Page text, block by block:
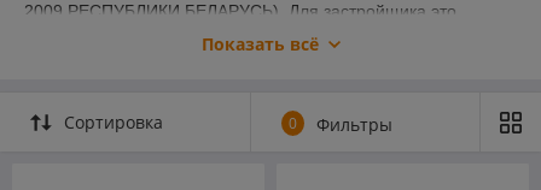
2009 РЕСПУБЛИКИ БЕЛАРУСЬ). Для застройщика это
говорит о том, что деревянные балки перекрытия при
воздействии на них равномерно распределенной нагрузкой в
— заданная длина двутавровой балки. Для расчетов берется
Показать всё
Сортировка 0 Фильтры